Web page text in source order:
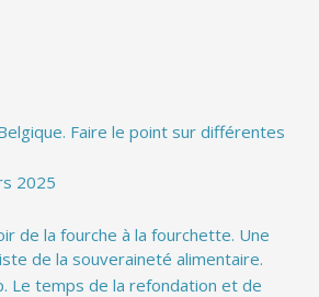
Faire le point sur différentes
2025
de la fourche à la fourchette. Une
de la souveraineté alimentaire.
Le temps de la refondation et de